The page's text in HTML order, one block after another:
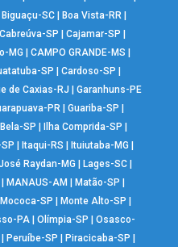
Biguaçu-SC Boa Vista-RR
Cabreúva-SP Cajamar-SP
MG |CAMPO GRANDE-MS
SP Cardoso-SP
de Caxias-RJ
Garanhuns-PE
PR| Guariba-SP
Bela-SP Ilha Comprida-SP
Itaqui-RS Ituiutaba-MG
Raydan-MG Lages-SC|
MANAUS-AM Matão-SP
Mococa-SP Monte Alto-SP
PA |Olímpia-SP |Osasco-
Peruíbe-SP Piracicaba-SP